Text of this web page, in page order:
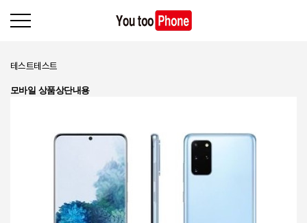
테스트테스트
모바일 상품상단내용